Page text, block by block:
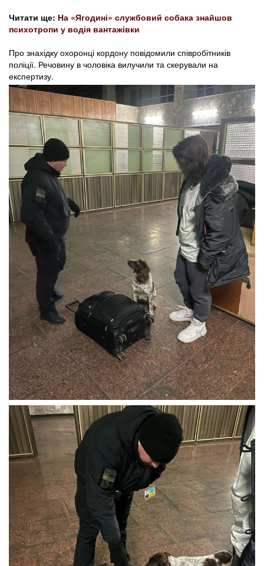
Читати ще: На «Ягодині» службовий собака знайшов
психотропи у водія вантажівки
Про знахідку охоронці кордону повідомили співробітників
поліції. Речовину в чоловіка вилучили та скерували на
експертизу.